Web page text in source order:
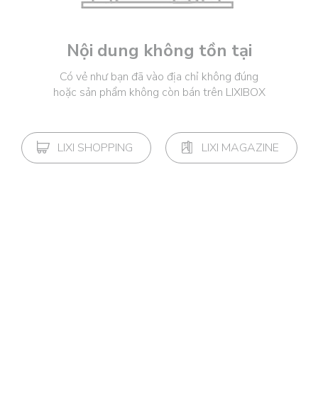
Nội dung không tồn tại
Có vẻ như bạn đã vào địa chỉ không đúng
hoặc sản phẩm không còn bán trên LIXIBOX
LIXI SHOPPING LIXI MAGAZINE